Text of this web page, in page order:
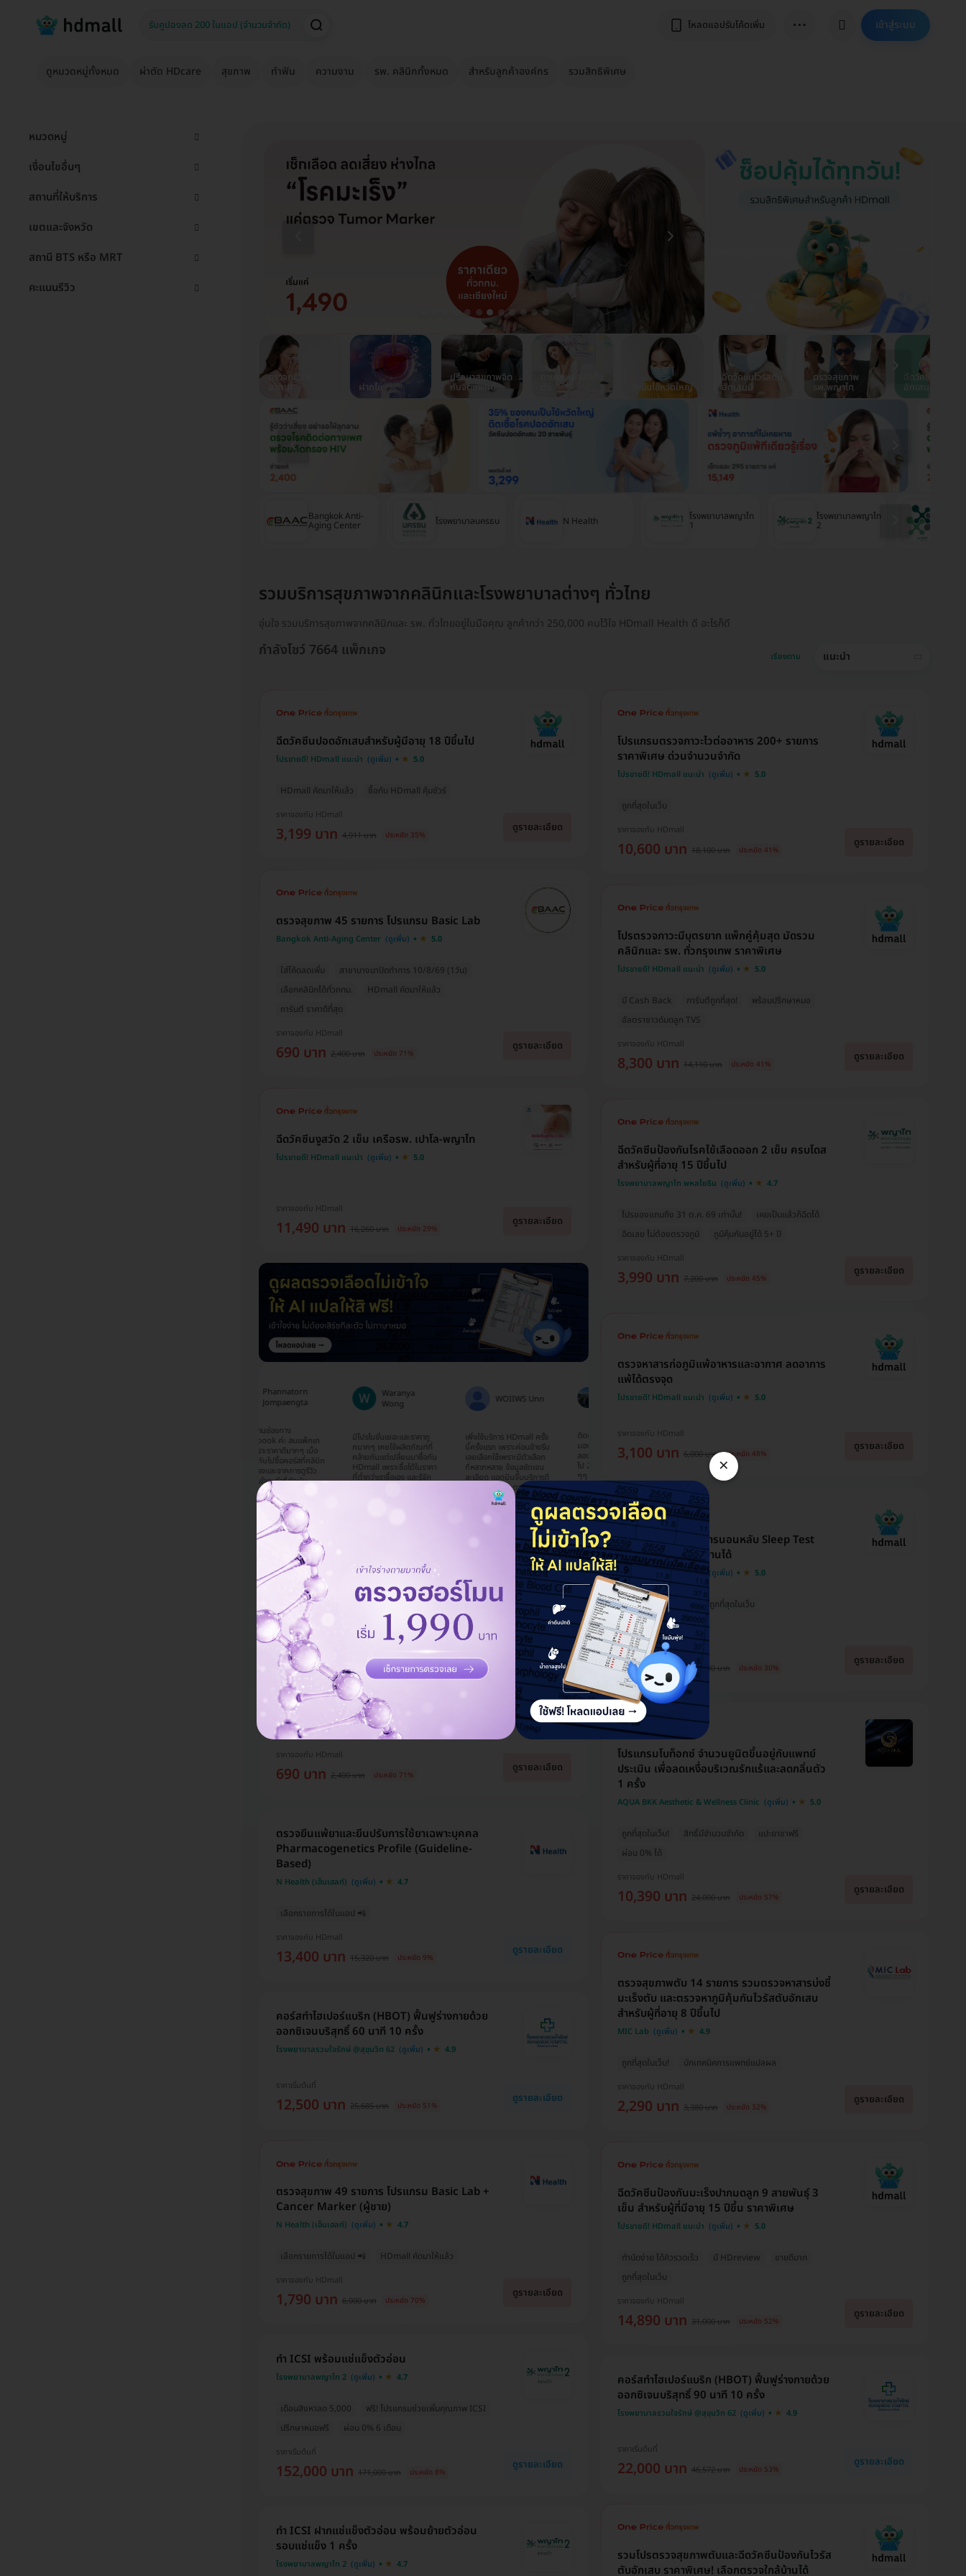
โหลดแอปรับโค้ดเพิ่ม ⋯ เข้าสู่ระบบ
ดูหมวดหมู่ทั้งหมด ผ่าตัด HDcare สุขภาพ ทำฟัน ความงาม รพ. คลินิกทั้งหมด สำหรับลูกค้าองค์กร รวมสิทธิพิเศษ
หมวดหมู่
เงื่อนไขอื่นๆ
สถานที่ให้บริการ
เขตและจังหวัด
สถานี BTS หรือ MRT
คะแนนรีวิว
ตรวจภูมิแพ้
อากาศ ฝากไข่
ปรึกษาสุขภาพจิต
กับจิตแพทย์
กายภาพบำบัดทั้ง
วัคซีนไข้หวัดใหญ่
ฉีดวัคซีนไวรัสตับ
อักเสบบี
ตรวจสุขภาพ
รพ.พญาไท
ฉีดวัคซีนปอด
อักเสบ
Bangkok Anti-
Aging Center โรงพยาบาลนครธน N Health โรงพยาบาลพญาไท
1
โรงพยาบาลพญาไท
2
รวมบริการสุขภาพจากคลินิกและโรงพยาบาลต่างๆ ทั่วไทย
อุ่นใจ รวมบริการสุขภาพจากคลินิกและ รพ. ทั่วไทยอยู่ในมือคุณ ลูกค้ากว่า 250,000 คนไว้ใจ HDmall Health ดี อะไรก็ดี
เรียงตาม แนะนำ
กำลังโชว์ 7664 แพ็กเกจ
HDmall คัดมาให้แล้ว ซื้อกับ HDmall คุ้มชัวร์
ฉีดวัคซีนปอดอักเสบสำหรับผู้มีอายุ 18 ปีขึ้นไป
โปรขายดี! HDmall แนะนำ 5.0
ราคาจองกับ HDmall
3,199 บาท 4,911 บาท ประหยัด 35%
ดูรายละเอียด
ใส่โค้ดลดเพิ่ม
สาขาบางนาปิดทำการ 10/8/69 (1วัน)
เลือกคลินิกได้ทั่วกทม.
HDmall คัดมาให้แล้ว
การันตี ราคาดีที่สุด
ตรวจสุขภาพ 45 รายการ โปรแกรม Basic Lab
Bangkok Anti-Aging Center 5.0
ราคาจองกับ HDmall
690 บาท 2,400 บาท ประหยัด 71%
ดูรายละเอียด
ฉีดวัคซีนงูสวัด 2 เข็ม เครือรพ. เปาโล-พญาไท
โปรขายดี! HDmall แนะนำ 5.0
ราคาจองกับ HDmall
11,490 บาท 16,260 บาท ประหยัด 29%
ดูรายละเอียด
รู้จักผ่านช่องทาง
Facebook ค่ะ สนแพ็กเก
จนี้เพราะราคาดีมากๆ เมื่อ
เทียบกับไปซื้อคอร์สที่คลินิก
โดยตรงและจากการดูรีวิว
เลยสนใจจะทำที่กังนัม
คลินิกค่ะ ส่วนที่เลือกจอง
กับ HDmall เพราะมีโปรโม
ชั่นดี ราคาโอเคมากๆและน่า
Phannatorn
Jompaengta
มีโปรโมชั่นเยอะและราคาถู
กมากๆ เคยใช้ผลิตภัณฑ์ที่
คล้ายกันแต่เปลี่ยนมาซื้อกับ
HDmall เพราะซื้อได้ในราคา
ที่ต่ำกว่าเราซื้อเอง และรู้จัก
Waranya
Wong
เพิ่งใช้บริการ HDmall ครั้ง
นี้ครั้งแรก เพราะค่อนข้างรีบ
เลยเลือกใช้เพราะมีตัวเลือก
ที่หลากหลาย ข้อมูลชัดเจน
ละเอียด แอดมินจิ๊บบริการดี
มากค่ะ คอยติดตามตลอด
ตอบเร็วมากๆ ใช้ภาษาถูก
ต้องสุภาพ จะใช้บริการอีก
WOIIWS Unn
ติดตามเพจนี้มานาน ได้แต่
มองโปรโมชั่น แต่ยังไม่ได้
ลองซื้อ จนตอนนี้ ได้ซื้อโปร
ไป 2 รายการ ราคาดีมากๆ
ๆๆ เซฟค่าใช้จ่ายได้มาก 😀
และ น้องๆ แอดมิน ในไลน์
ตอบไว สุภาพ มากๆ และจะ
หาคอร์สโปรโมชั่น อื่นๆ อีก
จ้าา ✌🏻
Natnicha
Phimnon
จองแพ็คเกจ แก้ไขและเสริม
จมูกค่ะ เห็นเพจจากการเสิร์
ชกูเกิล และสอบถามแอดมิน
ให้คำตอบดีมาก ทำให้หาย
กังวลใจไปได้เปราะหนึ่ง ราคา
ที่เราสามารถชำระได้โดยไม่ได้
เดือดร้อนมาก ถ้าได้ใช้
บริการแล้วจะแจ้งให้ทราบนะ
คะ
Usara Buds
บริการเเละเเนะนำเเพคเ
ดีค่ะ ใจบริการมากๆ
การันตี ราคาดีที่สุด ซื้อกับ HDmall คุ้มชัวร์
รวมโปรแกรมตรวจสุขภาพที่ รพ. และคลินิกทั่ว
กทม.
โปรขายดี! HDmall แนะนำ
ราคาจองกับ HDmall
690 บาท 2,400 บาท ประหยัด 71%
ดูรายละเอียด
เลือกรายการได้ในแอป 📲
ตรวจยีนแพ้ยาและยีนปรับการใช้ยาเฉพาะบุคคล
Pharmacogenetics Profile (Guideline-
Based)
N Health (เอ็นเฮลท์) 4.7
ราคาจองกับ HDmall
13,400 บาท 15,320 บาท ประหยัด 9%
ดูรายละเอียด
คอร์สทำไฮเปอร์แบริก (HBOT) ฟื้นฟูร่างกายด้วย
ออกซิเจนบริสุทธิ์ 60 นาที 10 ครั้ง
โรงพยาบาลรวมใจรักษ์ @สุขุมวิท 62 4.9
ราคาเริ่มต้นที่
12,500 บาท 25,685 บาท ประหยัด 51%
ดูรายละเอียด
เลือกรายการได้ในแอป 📲 HDmall คัดมาให้แล้ว
ตรวจสุขภาพ 49 รายการ โปรแกรม Basic Lab +
Cancer Marker (ผู้ชาย)
N Health (เอ็นเฮลท์) 4.7
ราคาจองกับ HDmall
1,790 บาท 6,000 บาท ประหยัด 70%
ดูรายละเอียด
เดือนสิงหาลด 5,000
ฟรี! โปรแกรมช่วยเพิ่มคุณภาพ ICSI
ปรึกษาหมอฟรี
ผ่อน 0% 6 เดือน
ทำ ICSI พร้อมแช่แข็งตัวอ่อน
โรงพยาบาลพญาไท 2 4.7
ราคาเริ่มต้นที่
152,000 บาท 171,000 บาท ประหยัด 8%
ดูรายละเอียด
ทำ ICSI ฝากแช่แข็งตัวอ่อน พร้อมย้ายตัวอ่อน
รอบแช่แข็ง 1 ครั้ง
โรงพยาบาลพญาไท 2 4.7
ถูกที่สุดในเว็บ
โปรแกรมตรวจภาวะไวต่ออาหาร 200+ รายการ
ราคาพิเศษ ด่วนจำนวนจำกัด
โปรขายดี! HDmall แนะนำ 5.0
ราคาจองกับ HDmall
10,600 บาท 18,100 บาท ประหยัด 41%
ดูรายละเอียด
มี Cash Back การันตีถูกที่สุด!
พร้อมปรึกษาหมอ
อัลตราซาวด์มดลูก TVS
โปรตรวจภาวะมีบุตรยาก แพ็กคู่คุ้มสุด มัดรวม
คลินิกและ รพ. ทั่วกรุงเทพ ราคาพิเศษ
โปรขายดี! HDmall แนะนำ 5.0
ราคาจองกับ HDmall
8,300 บาท 14,110 บาท ประหยัด 41%
ดูรายละเอียด
โปรของแถมถึง 31 ต.ค. 69 เท่านั้น!
เคยเป็นแล้วก็ฉีดได้
ฉีดเลย ไม่ต้องตรวจภูมิ
ภูมิคุ้มกันอยู่ได้ 5+ ปี
ฉีดวัคซีนป้องกันโรคไข้เลือดออก 2 เข็ม ครบโดส
สำหรับผู้ที่อายุ 15 ปีขึ้นไป
โรงพยาบาลพญาไท พหลโยธิน 4.7
ราคาจองกับ HDmall
3,990 บาท 7,200 บาท ประหยัด 45%
ดูรายละเอียด
ตรวจหาสารก่อภูมิแพ้อาหารและอากาศ ลดอาการ
แพ้ได้ตรงจุด
โปรขายดี! HDmall แนะนำ 5.0
ราคาจองกับ HDmall
3,100 บาท 6,000 บาท ประหยัด 48%
ดูรายละเอียด
ราคารวมทุกอย่างแล้ว
ถูกที่สุดในเว็บ
ผ่อนจ่าย 0% นาน 6 เดือน
รวมโปรแกรมตรวจการนอนหลับ Sleep Test
เลือกตรวจ รพ. ใกล้บ้านได้
โปรขายดี! HDmall แนะนำ 5.0
ราคาจองกับ HDmall
10,800 บาท 15,500 บาท ประหยัด 30%
ดูรายละเอียด
ถูกที่สุดในเว็บ! สิทธิ์มีจำนวนจำกัด
แปะยาชาฟรี
ผ่อน 0% ได้
​โปรแกรมโบท็อกซ์ จำนวนยูนิตขึ้นอยู่กับแพทย์
ประเมิน เพื่อลดเหงื่อบริเวณรักแร้และลดกลิ่นตัว
1 ครั้ง
AQUA BKK Aesthetic & Wellness Clinic 5.0
ราคาจองกับ HDmall
10,390 บาท 24,000 บาท ประหยัด 57%
ดูรายละเอียด
ถูกที่สุดในเว็บ! นักเทคนิคการแพทย์แปลผล
ตรวจสุขภาพตับ 14 รายการ รวมตรวจหาสารบ่งชี้
มะเร็งตับ และตรวจหาภูมิคุ้มกันไวรัสตับอักเสบ
สำหรับผู้ที่อายุ 8 ปีขึ้นไป
MIC Lab 4.9
ราคาจองกับ HDmall
2,290 บาท 3,380 บาท ประหยัด 32%
ดูรายละเอียด
ทำนัดง่าย ได้คิวรวดเร็ว มี HDreview
ขายดีมาก
ถูกที่สุดในเว็บ
ฉีดวัคซีนป้องกันมะเร็งปากมดลูก 9 สายพันธุ์ 3
เข็ม สำหรับผู้ที่มีอายุ 15 ปีขึ้น ราคาพิเศษ
โปรขายดี! HDmall แนะนำ 5.0
ราคาจองกับ HDmall
14,890 บาท 31,000 บาท ประหยัด 52%
ดูรายละเอียด
คอร์สทำไฮเปอร์แบริก (HBOT) ฟื้นฟูร่างกายด้วย
ออกซิเจนบริสุทธิ์ 90 นาที 10 ครั้ง
โรงพยาบาลรวมใจรักษ์ @สุขุมวิท 62 4.9
ราคาเริ่มต้นที่
22,000 บาท 46,572 บาท ประหยัด 53%
ดูรายละเอียด
รวมโปรตรวจสุขภาพตับและฉีดวัคซีนป้องกันไวรัส
ตับอักเสบ ราคาพิเศษ! เลือกตรวจใกล้บ้านได้
×